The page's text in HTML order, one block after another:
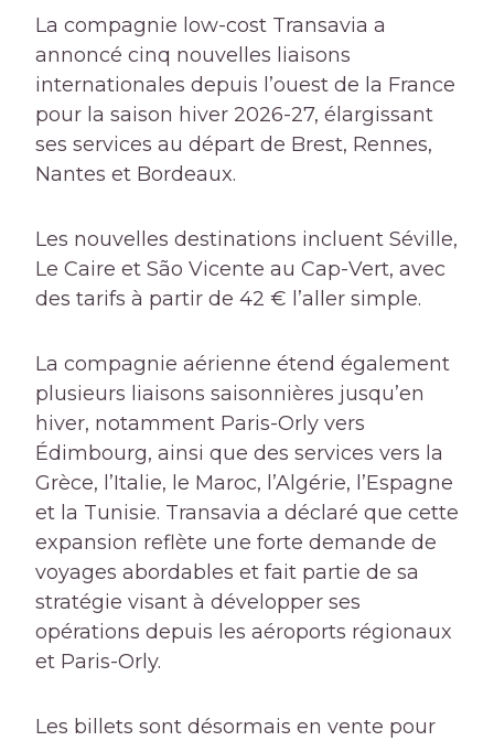
La compagnie low-cost Transavia a
annoncé cinq nouvelles liaisons
internationales depuis l’ouest de la France
pour la saison hiver 2026-27, élargissant
ses services au départ de Brest, Rennes,
Nantes et Bordeaux.
Les nouvelles destinations incluent Séville,
Le Caire et São Vicente au Cap-Vert, avec
des tarifs à partir de 42 € l’aller simple.
La compagnie aérienne étend également
plusieurs liaisons saisonnières jusqu’en
hiver, notamment Paris-Orly vers
Édimbourg, ainsi que des services vers la
Grèce, l’Italie, le Maroc, l’Algérie, l’Espagne
et la Tunisie. Transavia a déclaré que cette
expansion reflète une forte demande de
voyages abordables et fait partie de sa
stratégie visant à développer ses
opérations depuis les aéroports régionaux
et Paris-Orly.
Les billets sont désormais en vente pour